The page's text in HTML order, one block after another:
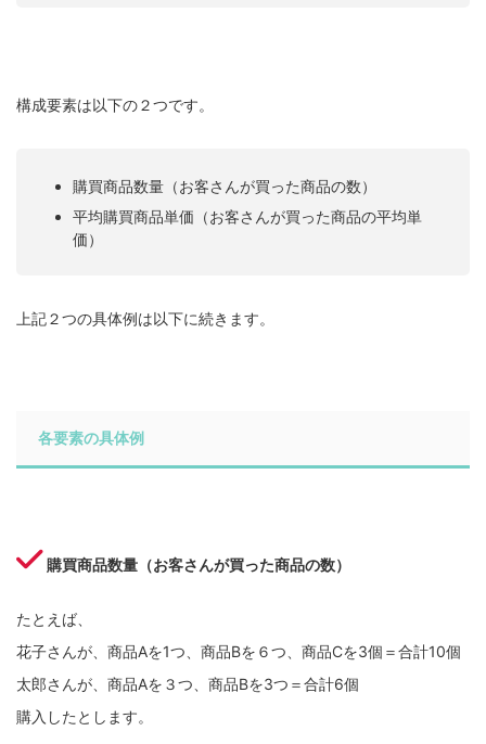
構成要素は以下の２つです。
購買商品数量（お客さんが買った商品の数）
平均購買商品単価（お客さんが買った商品の平均単
価）
上記２つの具体例は以下に続きます。
各要素の具体例
購買商品数量（お客さんが買った商品の数）
たとえば、
花子さんが、商品Aを1つ、商品Bを６つ、商品Cを3個＝合計10個
太郎さんが、商品Aを３つ、商品Bを3つ＝合計6個
購入したとします。